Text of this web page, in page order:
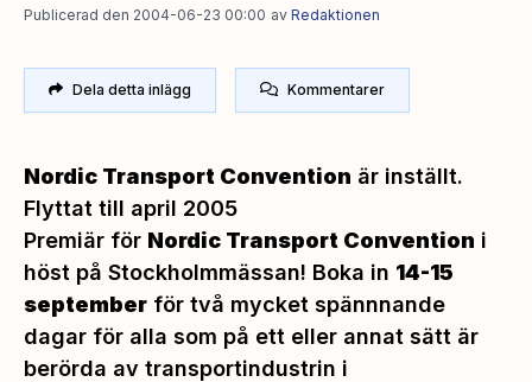
Publicerad den 2004-06-23 00:00 av Redaktionen
Dela detta inlägg Kommentarer
Nordic Transport Convention är inställt.
Flyttat till april 2005
Premiär för Nordic Transport Convention i
höst på Stockholmmässan! Boka in 14-15
september för två mycket spännnande
dagar för alla som på ett eller annat sätt är
berörda av transportindustrin i